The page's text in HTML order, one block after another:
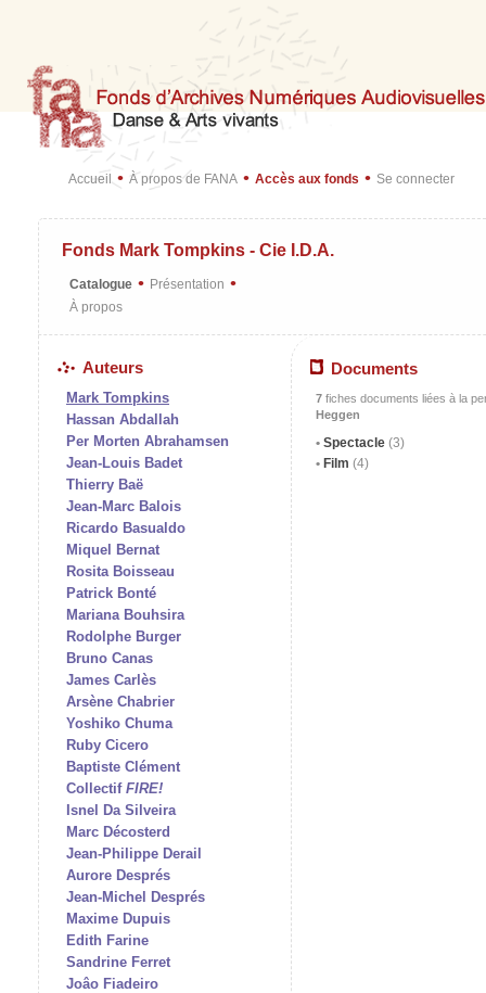
Accueil • À propos de FANA • Accès aux fonds • Se connecter
Fonds Mark Tompkins - Cie I.D.A.
Catalogue • Présentation •
À propos
Auteurs
Mark Tompkins
Hassan Abdallah
Per Morten Abrahamsen
Jean-Louis Badet
Thierry Baë
Jean-Marc Balois
Ricardo Basualdo
Miquel Bernat
Rosita Boisseau
Patrick Bonté
Mariana Bouhsira
Rodolphe Burger
Bruno Canas
James Carlès
Arsène Chabrier
Yoshiko Chuma
Ruby Cicero
Baptiste Clément
Collectif FIRE!
Isnel Da Silveira
Marc Décosterd
Jean-Philippe Derail
Aurore Després
Jean-Michel Després
Maxime Dupuis
Edith Farine
Sandrine Ferret
Joâo Fiadeiro
Documents
7 fiches documents liées à la
Heggen
Spectacle (3)
Film (4)